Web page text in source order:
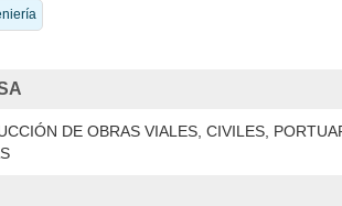
DE OBRAS VIALES, CIVILES,